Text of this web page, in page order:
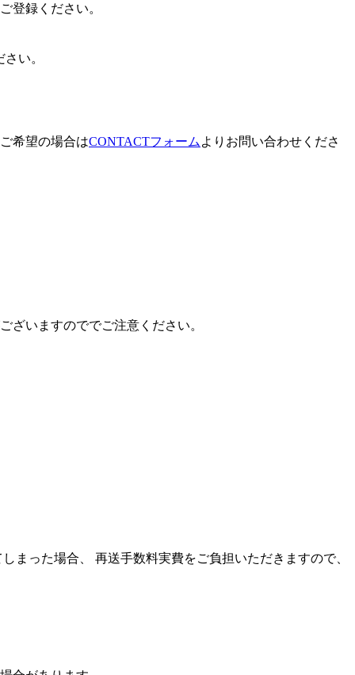
登録ください。
い。
希望の場合はCONTACTフォーム よりお問い合わせくださ
ざいますのででご注意ください。
まった場合、 再送手数料実費をご負担いただきますので、